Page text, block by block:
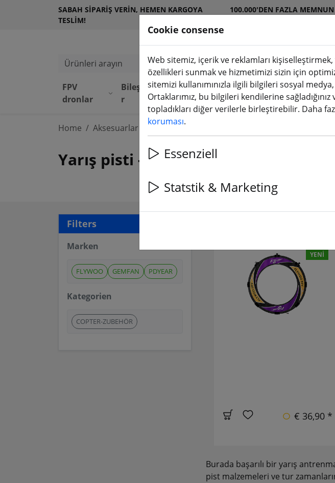
SABAH SIPARIŞ VERIN, HEMEN KARGOYA
TESLIM!
100.000'DEN FAZLA MEMNUN
Ürünleri arayın
FPV
dronlar
Bileşenle
r
Ekipma
n
DJI
Mağazası
Aküle
r
e
Home Aksesuarlar Kurs
Yarış pisti - kapılar, her boyutta
Filters
Marken
FLYWOO GEMFAN PDYEAR
Kategorien
COPTER-ZUBEHÖR
YENI
€ 36,90 *
Burada başarılı bir yarış
pist malzemeleri ve tur
Cookie consense
Web sitemiz, içerik ve reklamları
özellikleri sunmak ve hizmetimizi sizin için
sitemizi kullanımınızla ilgili bilgileri sosyal
Ortaklarımız, bu bilgileri kendilerine
topladıkları diğer verilerle birleştirebilir. Daha
koruması.
Essenziell
Statstik & Marketing